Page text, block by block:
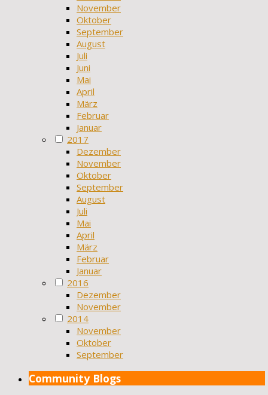
November
Oktober
September
August
Juli
Juni
Mai
April
März
Februar
Januar
2017
Dezember
November
Oktober
September
August
Juli
Mai
April
März
Februar
Januar
2016
Dezember
November
2014
November
Oktober
September
Community Blogs